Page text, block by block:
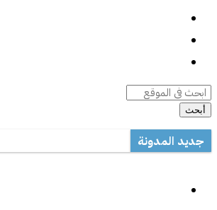
أبحث
جديد المدونة